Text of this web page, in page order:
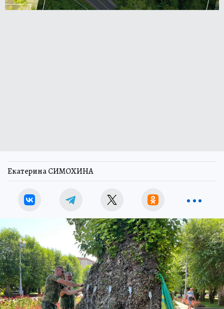
Екатерина СИМОХИНА